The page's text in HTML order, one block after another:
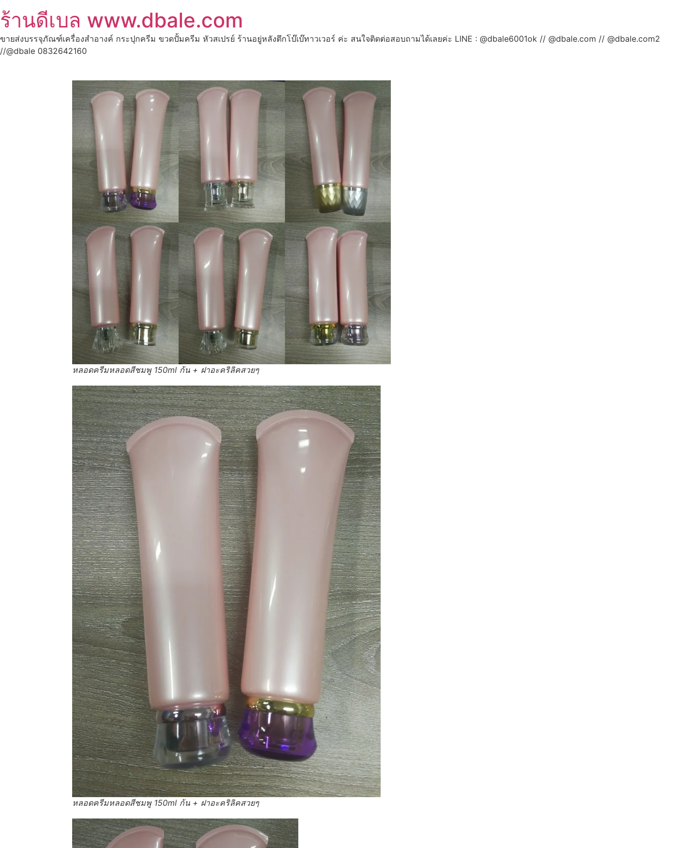
ร้านดีเบล www.dbale.com
ขายส่งบรรจุภัณฑ์เครื่องสำอางค์ กระปุกครีม ขวดปั้มครีม หัวสเปรย์ ร้านอยู่หลังตึกโบ๊เบ๊ทาวเวอร์ ค่ะ สนใจติดต่อสอบถามได้เลยค่ะ LINE : @dbale6001ok // @dbale.com // @dbale.com2
//@dbale 0832642160
หลอดครีมหลอดสีชมพู 150ml ก้น + ฝาอะคริลิคสวยๆ
หลอดครีมหลอดสีชมพู 150ml ก้น + ฝาอะคริลิคสวยๆ